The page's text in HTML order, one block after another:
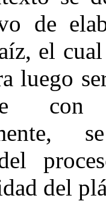
de
el
luego
del